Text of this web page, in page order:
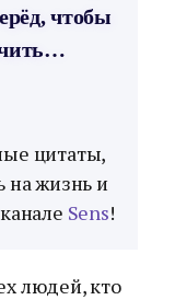
чтобы
цитаты,
на жизнь и
Sens!
людей, кто